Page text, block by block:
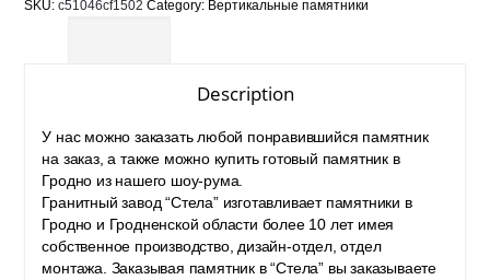
SKU:c51046cf1502 Category: Вертикальные памятники
Description
У нас можно заказать любой понравившийся памятник
на заказ, а также можно купить готовый памятник в
Гродно из нашего шоу-рума.
Гранитный завод “Стела” изготавливает памятники в
Гродно и Гродненской области более 10 лет имея
собственное производство, дизайн-отдел, отдел
монтажа. Заказывая памятник в “Стела” вы заказываете